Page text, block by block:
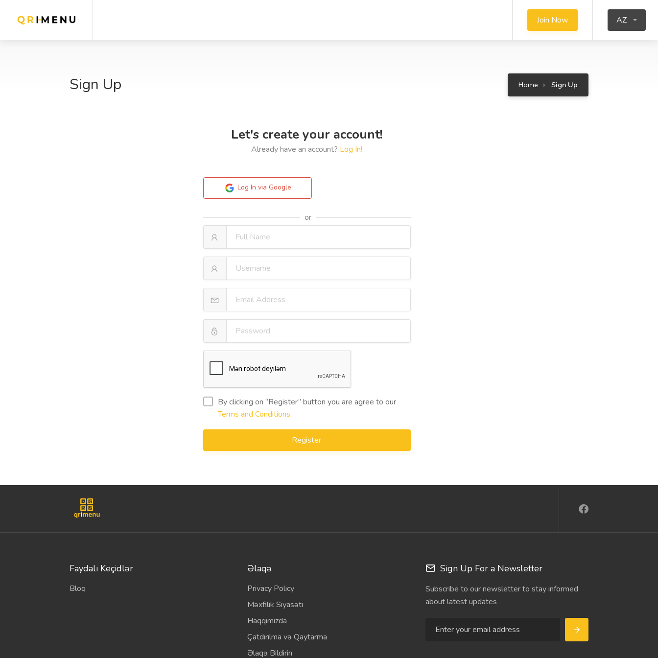
Join Now AZ
Sign Up Home Sign Up
Let's create your account!
Already have an account? Log In!
Log In via Google
or
By clicking on “Register” button you are agree to our
Terms and Conditions.
Register
Faydalı Keçidlər
Bloq
Əlaqə
Privacy Policy
Məxfilik Siyasəti
Haqqımızda
Çatdırılma və Qaytarma
Əlaqə Bildirin
Sign Up For a Newsletter
Subscribe to our newsletter to stay informed
about latest updates